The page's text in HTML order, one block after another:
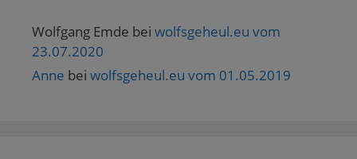
Wolfgang Emde bei wolfsgeheul.eu vom
23.07.2020
Anne bei wolfsgeheul.eu vom 01.05.2019